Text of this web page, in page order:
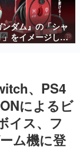
万以上！ などな
身の“殿堂入り”記
のエピソードをお
は、〈試験問題〉
ンダム』の「シャ
をイメージした
ルが予約開始。
、PS4
によるビ
イス、フ
ム機に登